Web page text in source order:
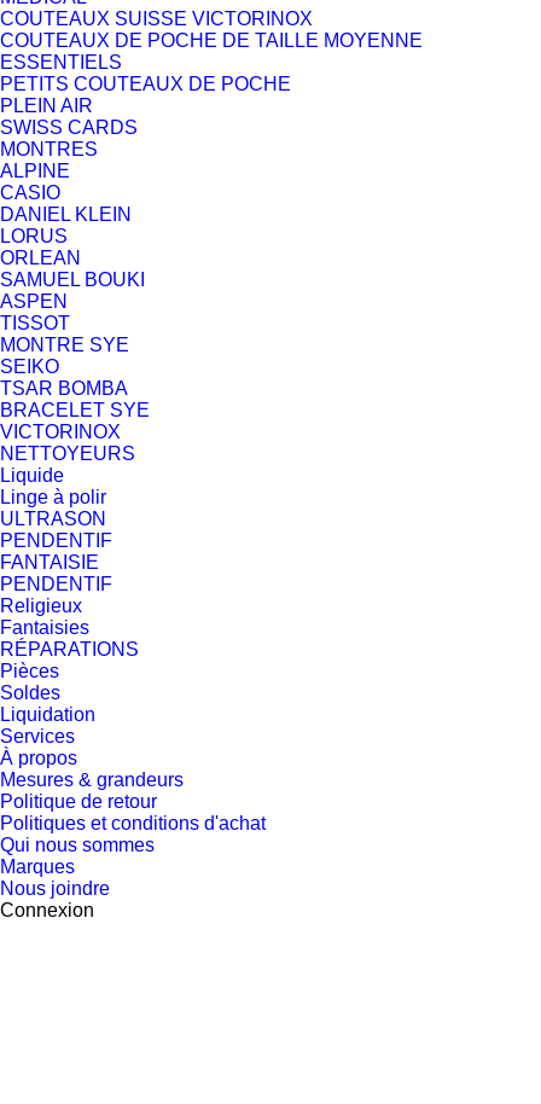
COUTEAUX SUISSE VICTORINOX
COUTEAUX DE POCHE DE TAILLE MOYENNE
ESSENTIELS
PETITS COUTEAUX DE POCHE
PLEIN AIR
SWISS CARDS
MONTRES
ALPINE
CASIO
DANIEL KLEIN
LORUS
ORLEAN
SAMUEL BOUKI
ASPEN
TISSOT
MONTRE SYE
SEIKO
TSAR BOMBA
BRACELET SYE
VICTORINOX
NETTOYEURS
Liquide
Linge à polir
ULTRASON
PENDENTIF
FANTAISIE
PENDENTIF
Religieux
Fantaisies
RÉPARATIONS
Pièces
Soldes
Liquidation
Services
À propos
Mesures & grandeurs
Politique de retour
Politiques et conditions d'achat
Qui nous sommes
Marques
Nous joindre
Connexion